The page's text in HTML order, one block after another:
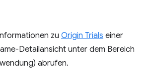
zu Origin Trials einer
Detailansicht unter dem Bereich
abrufen.